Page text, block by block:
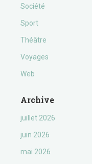
Société
Sport
Théâtre
Voyages
Web
Archive
juillet 2026
juin 2026
mai 2026